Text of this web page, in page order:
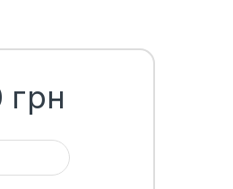
грн
1ТП1Т